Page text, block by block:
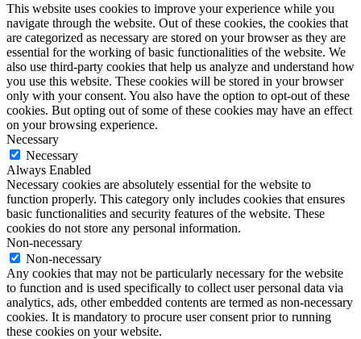
This website uses cookies to improve your experience while you
navigate through the website. Out of these cookies, the cookies that
are categorized as necessary are stored on your browser as they are
essential for the working of basic functionalities of the website. We
also use third-party cookies that help us analyze and understand how
you use this website. These cookies will be stored in your browser
only with your consent. You also have the option to opt-out of these
cookies. But opting out of some of these cookies may have an effect
on your browsing experience.
Necessary
Necessary
Always Enabled
Necessary cookies are absolutely essential for the website to
function properly. This category only includes cookies that ensures
basic functionalities and security features of the website. These
cookies do not store any personal information.
Non-necessary
Non-necessary
Any cookies that may not be particularly necessary for the website
to function and is used specifically to collect user personal data via
analytics, ads, other embedded contents are termed as non-necessary
cookies. It is mandatory to procure user consent prior to running
these cookies on your website.